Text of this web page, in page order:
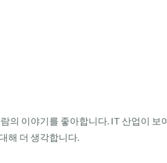
의 이야기를 좋아합니다. IT 산업이 보
해 더 생각합니다.